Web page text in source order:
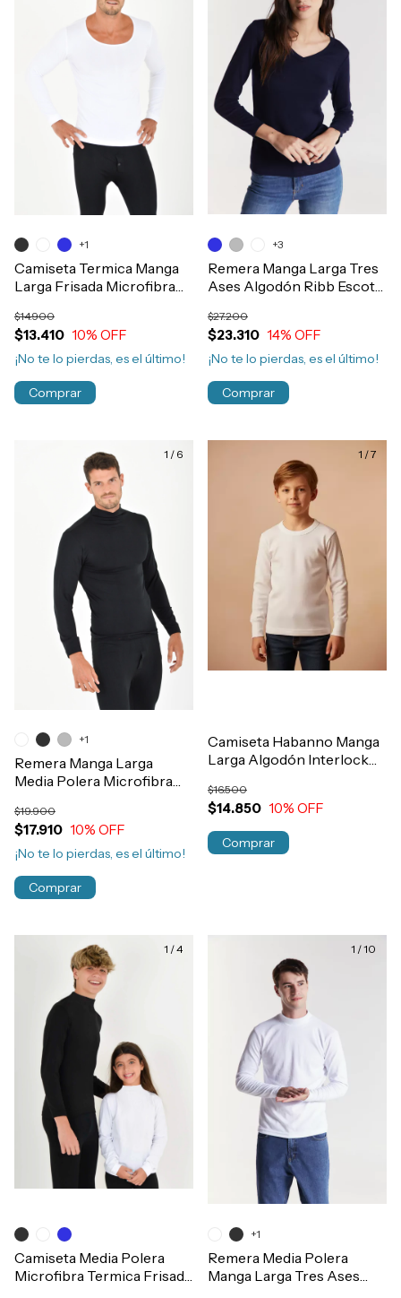
Camiseta Termica Manga
Larga Frisada Microfibra
$13.410
$14.900
10% OFF
¡No te lo pierdas, es el último!
+1
Comprar
Remera Manga Larga Tres
Ases Algodón Ribb Escote
$23.310
$27.200
14% OFF
¡No te lo pierdas, es el último!
+3
Comprar
1 / 6
Remera Manga Larga
Media Polera Microfibra
Art.121
$17.910
$19.900
10% OFF
¡No te lo pierdas, es el último!
+1
Comprar
1 /7
Camiseta Habanno Manga
Larga Algodón Interlock
Art.513
$14.850
$16.500
10% OFF
Comprar
1 /4
Camiseta Media Polera
Microfibra Termica Frisada
1 /10
Remera Media Polera
Manga Larga Tres Ases
+1